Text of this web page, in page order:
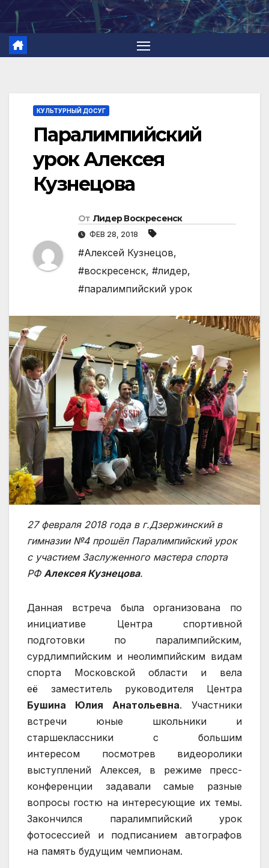
Перейти
содержимому
КУЛЬТУРНЫЙ ДОСУГ
Паралимпийский
урок Алексея
Кузнецова
От Лидер Воскресенск
ФЕВ 28, 2018
#Алексей Кузнецов,
#воскресенск, #лидер,
#паралимпийский урок
27 февраля 2018 года в г.Дзержинский в
гимназии №4 прошёл Паралимпийский урок
с участием Заслуженного мастера спорта
РФ Алексея Кузнецова.
Данная встреча была организована по
инициативе Центра спортивной
подготовки по паралимпийским,
сурдлимпийским и неолимпийским видам
спорта Московской области и вела
её заместитель руководителя Центра
Бушина Юлия Анатольевна. Участники
встречи юные школьники и
старшеклассники с большим
интересом посмотрев видеоролики
выступлений Алексея, в режиме пресс-
конференции задавали самые разные
вопросы гостю на интересующие их темы.
Закончился паралимпийский урок
фотосессией и подписанием автографов
на память будущим чемпионам.